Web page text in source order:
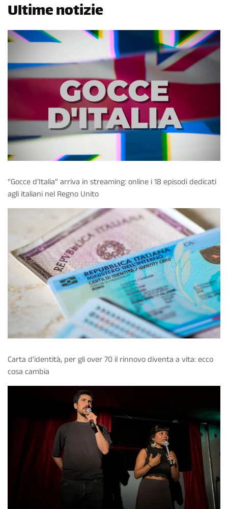
Ultime notizie
“Gocce d’Italia” arriva in streaming: online i 18 episodi dedicati
agli italiani nel Regno Unito
Carta d'identità, per gli over 70 il rinnovo diventa a vita: ecco
cosa cambia